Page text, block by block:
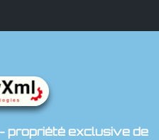
propriété exclusive de